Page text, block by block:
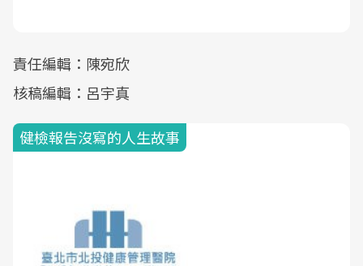
責任編輯：陳宛欣
核稿編輯：呂宇真
健檢報告沒寫的人生故事